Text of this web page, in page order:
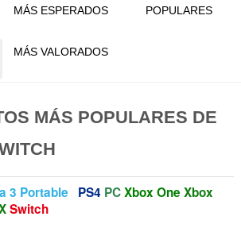
MÁS ESPERADOS POPULARES
MÁS VALORADOS
MÁS POPULARES DE
3 Portable PS4 PCXbox One Xbox
Switch